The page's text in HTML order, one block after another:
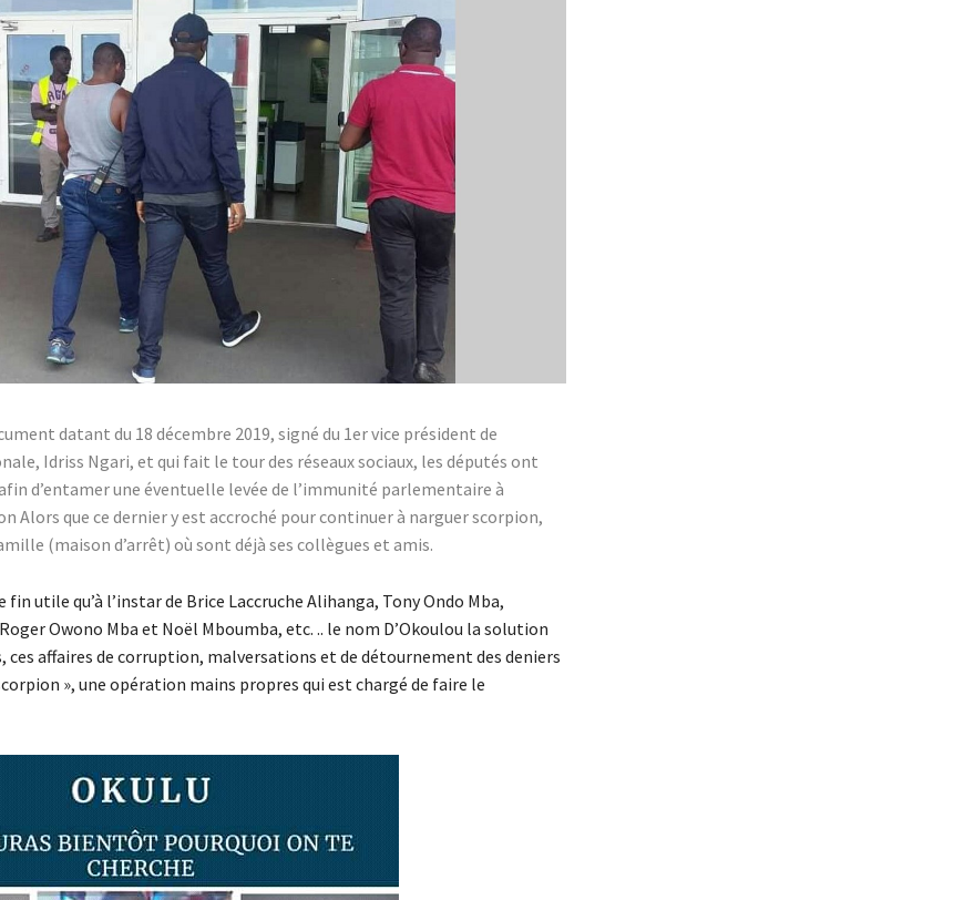
datant du 18 décembre 2019, signé du 1er vice président de
Idriss Ngari, et qui fait le tour des réseaux sociaux, les députés ont
d’entamer une éventuelle levée de l’immunité parlementaire à
Alors que ce dernier y est accroché pour continuer à narguer scorpion,
(maison d’arrêt) où sont déjà ses collègues et amis.
utile qu’à l’instar de Brice Laccruche Alihanga, Tony Ondo Mba,
Owono Mba et Noël Mboumba, etc. .. le nom D’Okoulou la solution
ces affaires de corruption, malversations et de détournement des deniers
», une opération mains propres qui est chargé de faire le